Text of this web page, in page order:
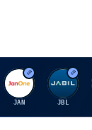
J
JAN
J
JBL